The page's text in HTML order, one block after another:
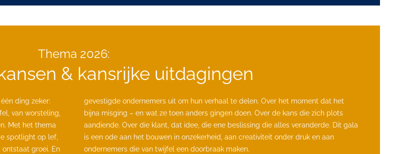
Thema 2026:
& kansrijke uitdagingen
ding zeker:
van worsteling,
Met het thema
spotlight op lef,
groei. En
dat het
die zich plots
Dit gala
druk en aan
ondernemers die van twijfel een doorbraak maken.